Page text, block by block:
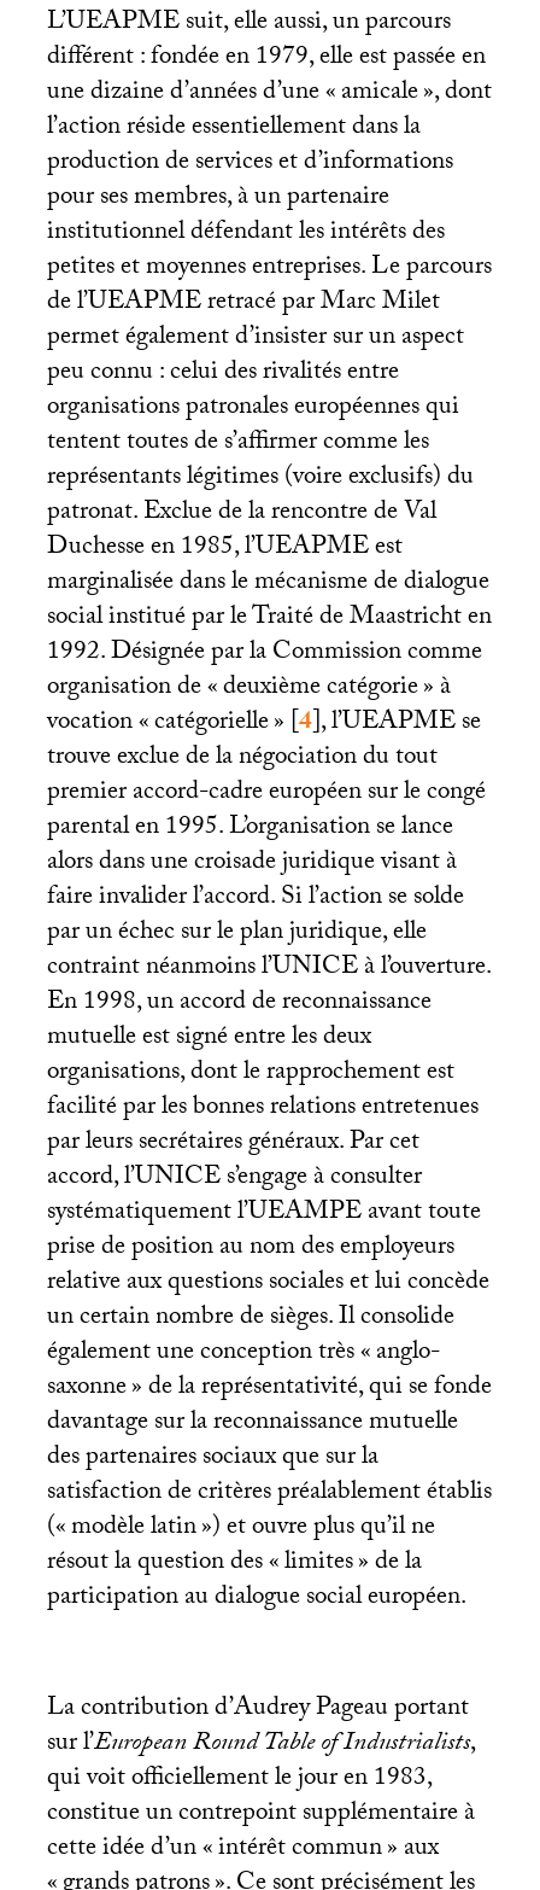
L’UEAPMEsuit, elle aussi, un parcours
différent : fondée en 1979, elle est passée en
une dizaine d’années d’une «amicale», dont
l’action réside essentiellement dans la
production de services et d’informations
pour ses membres, à un partenaire
institutionnel défendant les intérêts des
petites et moyennes entreprises. Le parcours
de l’UEAPMEretracé par Marc Milet
permet également d’insister sur un aspect
peu connu : celui des rivalités entre
organisations patronales européennes qui
tentent toutes de s’affirmer comme les
représentants légitimes (voire exclusifs) du
patronat. Exclue de la rencontre de Val
Duchesse en 1985, l’UEAPMEest
marginalisée dans le mécanisme de dialogue
social institué par le Traité de Maastricht en
1992. Désignée par la Commission comme
organisation de «deuxième catégorie» à
vocation «catégorielle»[4], l’UEAPMEse
trouve exclue de la négociation du tout
premier accord-cadre européen sur le congé
parental en 1995. L’organisation se lance
alors dans une croisade juridique visant à
faire invalider l’accord. Si l’action se solde
par un échec sur le plan juridique, elle
contraint néanmoins l’UNICEà l’ouverture.
En 1998, un accord de reconnaissance
mutuelle est signé entre les deux
organisations, dont le rapprochement est
facilité par les bonnes relations entretenues
par leurs secrétaires généraux. Par cet
accord, l’UNICEs’engage à consulter
systématiquement l’UEAMPEavant toute
prise de position au nom des employeurs
relative aux questions sociales et lui concède
un certain nombre de sièges. Il consolide
également une conception très «anglo-
saxonne» de la représentativité, qui se fonde
davantage sur la reconnaissance mutuelle
des partenaires sociaux que sur la
satisfaction de critères préalablement établis
(«modèle latin») et ouvre plus qu’il ne
résout la question des «limites» de la
participation au dialogue social européen.
La contribution d’Audrey Pageau portant
sur l’European Round Table of Industrialists,
qui voit officiellement le jour en 1983,
constitue un contrepoint supplémentaire à
cette idée d’un «intérêt commun» aux